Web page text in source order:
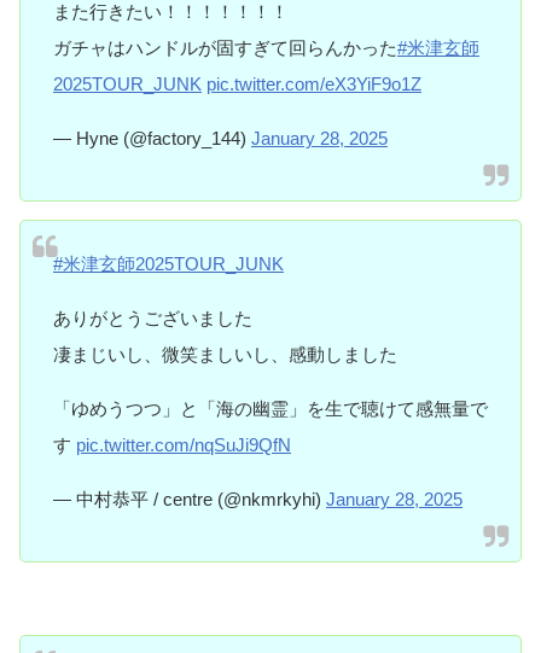
また行きたい！！！！！！！
ガチャはハンドルが固すぎて回らんかった#米津玄師
2025TOUR_JUNK pic.twitter.com/eX3YiF9o1Z
— Hyne (@factory_144) January 28, 2025
#米津玄師2025TOUR_JUNK
ありがとうございました
凄まじいし、微笑ましいし、感動しました
「ゆめうつつ」と「海の幽霊」を生で聴けて感無量で
す pic.twitter.com/nqSuJi9QfN
— 中村恭平 / centre (@nkmrkyhi) January 28, 2025